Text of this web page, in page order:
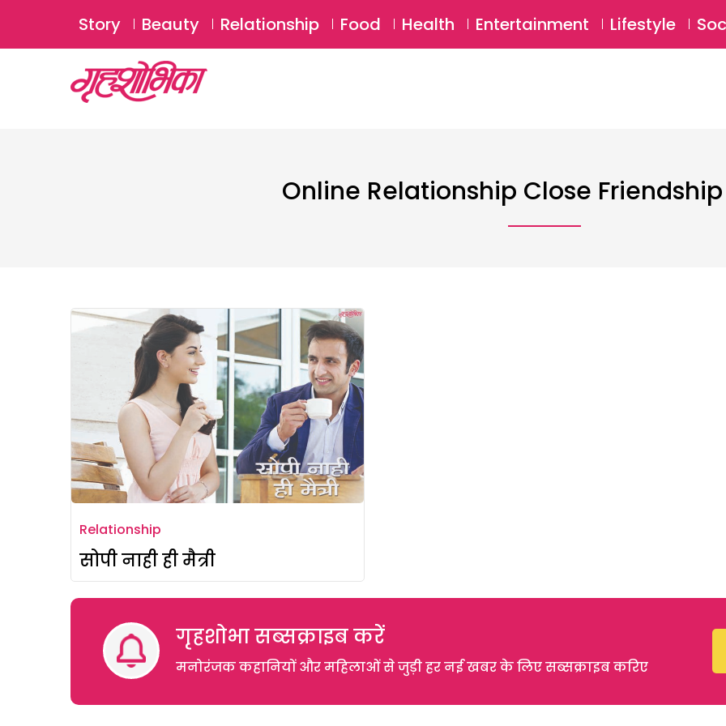
Story Beauty Relationship Food Health Entertainment Lifestyle
Online Relationship Close
Relationship
सोपी नाही ही मैत्री
गृहशोभा सब्सक्राइब करें
मनोरंजक कहानियों और महिलाओं से जुड़ी हर नई खबर के लिए सब्सक्राइब करिए